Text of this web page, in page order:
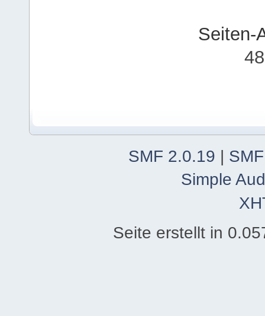
Seiten-
SMF 2.0.19 |
Simple
Seite erstellt in